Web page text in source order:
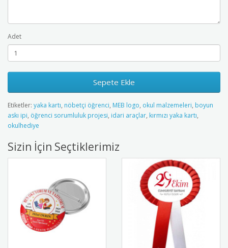
Adet
Sepete Ekle
Etiketler: yaka kartı, nöbetçi öğrenci, MEB logo, okul malzemeleri, boyun
askı ipi, öğrenci sorumluluk projesi, idari araçlar, kırmızı yaka kartı,
okulhediye
Sizin İçin Seçtiklerimiz